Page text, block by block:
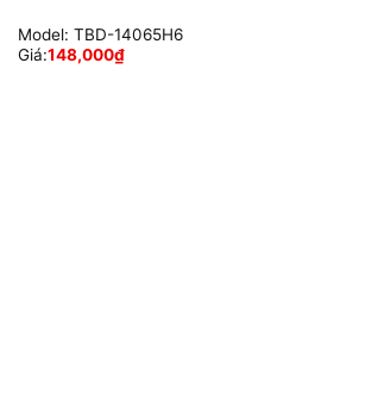
Model: TBD-14065H6
Giá:148,000₫